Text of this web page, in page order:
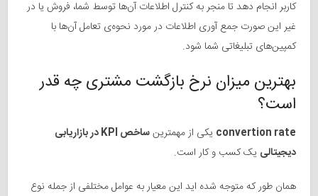
کاربر انجام دهد تا منجر به کنترل اطلاعات آن‌ها توسط شما، فروش یا در
غیر این صورت جمع آوری اطلاعات در مورد نحوه‌ی تعامل آن‌ها با
کمپین‌های تبلیغاتی شما شود.
بهترین میزان نرخ بازگشت مشتری چه قدر
است؟
convertion rate یکی از مهمترین
ساخص KPI در بازاریابی
دیجیتالی یک کسب و کار است.
همان طور که متوجه شده اید این معیار به عوامل مختلفی از جمله نوع